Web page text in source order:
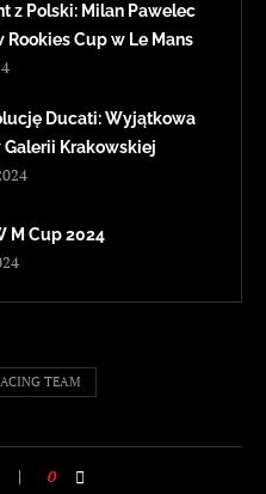
z Polski: Milan Pawelec
Cup w Le Mans
Ducati: Wyjątkowa
Krakowskiej
M Cup 2024
TEAM
0